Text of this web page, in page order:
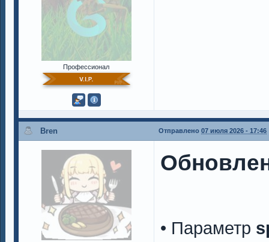
Профессионал
Bren Отправлено 07 июля 2026 - 17:46
• Параметр